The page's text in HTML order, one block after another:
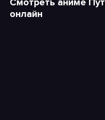
онлайн